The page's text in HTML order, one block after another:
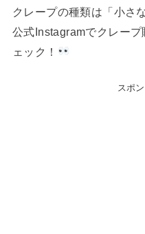
クレープの種類は「小さ
公式Instagramでクレー
ェック！
スポ